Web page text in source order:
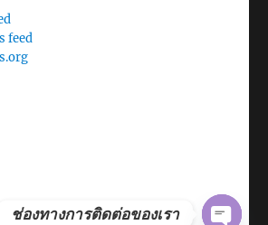
feed
ช่องทางการติดต่อของเรา